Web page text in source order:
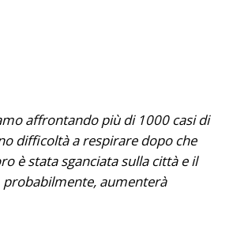
affrontando più di 1000 casi di
difficoltà a respirare dopo che
è stata sganciata sulla città e il
aumenterà